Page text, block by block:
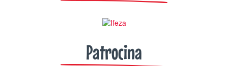
Patrocina